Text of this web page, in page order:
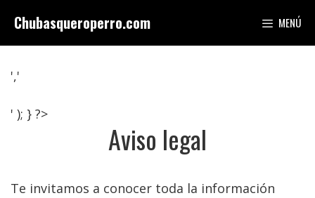
contenido
Chubasqueroperro.com MENÚ
','
' ); } ?>
Aviso legal
Te invitamos a conocer toda la información